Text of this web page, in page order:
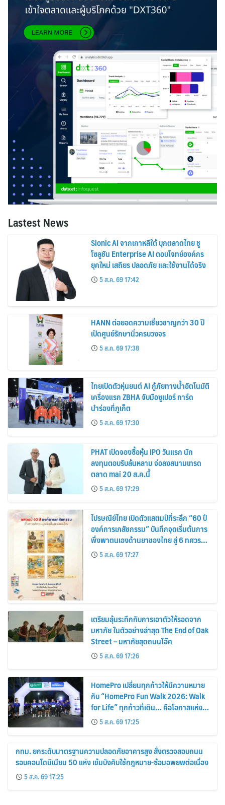
Lastest News
Sionic AI จากเกาหลีใต้ บุกตลาดไทย ชู
โซลูชัน Enterprise AI ตอบโจทย์องค์กร
ยุคใหม่ เสถียร ปลอดภัย และใช้งานได้จริง
5 ส.ค. 69 17:42
HANN ต่อยอดความเชี่ยวชาญกว่า 30 ปี
เปิดศูนย์รักษานิ่วครบวงจร
5 ส.ค. 69 17:38
ไทยเปิดตัวหุ่นยนต์ AI กู้ภัยทางน้ำอัตโนมัติ
เครื่องแรก ZBHA จับมือซูเปอร์ การ์ด
นำร่องที่ภูเก็ต
5 ส.ค. 69 17:30
PHAT เปิดจองซื้อหุ้น IPO วันแรก นัก
ลงทุนตอบรับล้นหลาม จ่อลงสนามเทรด
ตลาด mai 20 ส.ค.นี้
5 ส.ค. 69 17:29
ไปรษณีย์ไทย เปิดตัวแสตมป์ที่ระลึก “60 ปี
องค์การเภสัชกรรม” บันทึกจุดเริ่มต้นการ
พึ่งพาตนเองด้านยาของไทย สู่ 6 ทศวรรษ
แห่งการพัฒนาสุขภาพคนไทย
5 ส.ค. 69 17:27
เตรียมลุ้นระทึกกับการเอาตัวให้รอดจาก
มหาภัย ในตัวอย่างล่าสุด The End of Oak
Street – มหาภัยสุดถนนโอ๊ค
5 ส.ค. 69 17:26
HomePro เปลี่ยนทุกก้าวให้มีความหมาย
กับ “HomePro Fun Walk 2026: Walk
for Life” ทุกก้าวที่เดิน… คือโอกาสแห่ง
การมีชีวิต
5 ส.ค. 69 17:25
กทม. ยกระดับมาตรฐานความปลอดภัยอาคารสูง สั่งตรวจสอบถนน
รอบคอนโดมิเนียม 50 แห่ง เข้มบังคับใช้กฎหมาย-ซ้อมอพยพต่อเนื่อง
5 ส.ค. 69 17:25